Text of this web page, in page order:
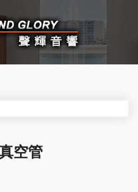
空管